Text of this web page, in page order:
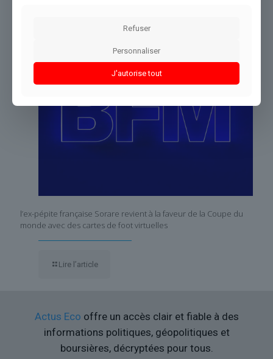
l’ex-pépite française Sorare revient à la faveur de la Coupe du
monde avec des cartes de foot virtuelles
Lire l’article
Actus Eco offre un accès clair et fiable à des
informations politiques, géopolitiques et
boursières, décryptées pour tous.
Refuser
Personnaliser
J'autorise tout